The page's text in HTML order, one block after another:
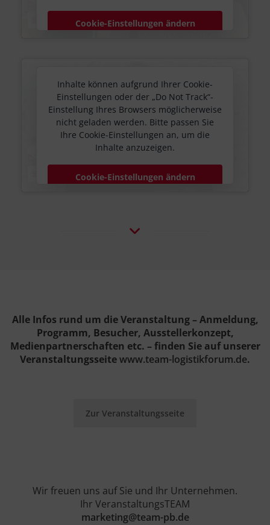
Cookie-Einstellungen ändern
Inhalte können aufgrund Ihrer Cookie-
Einstellungen oder der „Do Not Track“-
Einstellung Ihres Browsers möglicherweise
nicht geladen werden. Bitte passen Sie
Ihre Cookie-Einstellungen an, um die
Inhalte anzuzeigen.
Cookie-Einstellungen ändern
Alle Infos rund um die Veranstaltung – Anmeldung,
Programm, Besucher, Ausstellerkonzept,
Medienpartnerschaften etc. – finden Sie auf unserer
Veranstaltungsseitewww.team-logistikforum.de.
Zur Veranstaltungsseite
Wir freuen uns auf Sie und Ihr Unternehmen.
Ihr VeranstaltungsTEAM
marketing@team-pb.de